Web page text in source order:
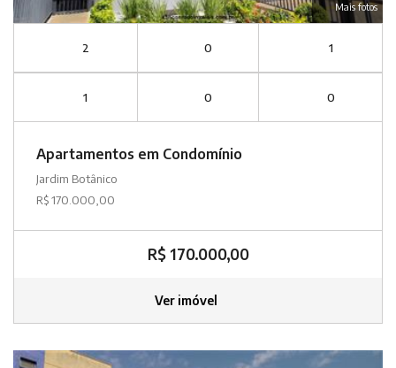
Mais fotos
2 0 1
1 0 0
Apartamentos em Condomínio
Jardim Botânico
R$ 170.000,00
R$ 170.000,00
Ver imóvel